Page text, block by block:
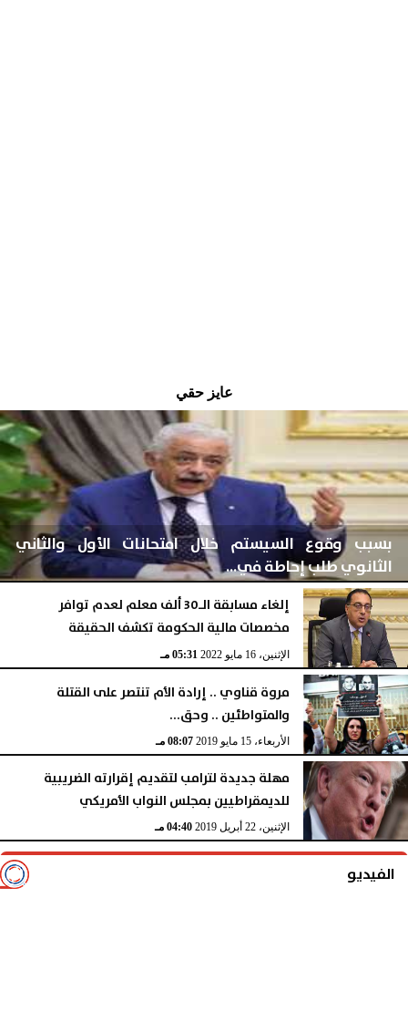
عايز حقي
بسبب وقوع السيستم خلال امتحانات الأول والثاني
الثانوي طلب إحاطة في...
الثلاثاء، 17 مايو 2022 01:44 مـ
إلغاء مسابقة الـ30 ألف معلم لعدم توافر
مخصصات مالية الحكومة تكشف الحقيقة
الإثنين، 16 مايو 2022 05:31 مـ
مروة قناوي .. إرادة الأم تنتصر على القتلة
والمتواطئين .. وحق...
الأربعاء، 15 مايو 2019 08:07 مـ
مهلة جديدة لترامب لتقديم إقرارته الضريبية
للديمقراطيين بمجلس النواب الأمريكي
الإثنين، 22 أبريل 2019 04:40 مـ
الفيديو